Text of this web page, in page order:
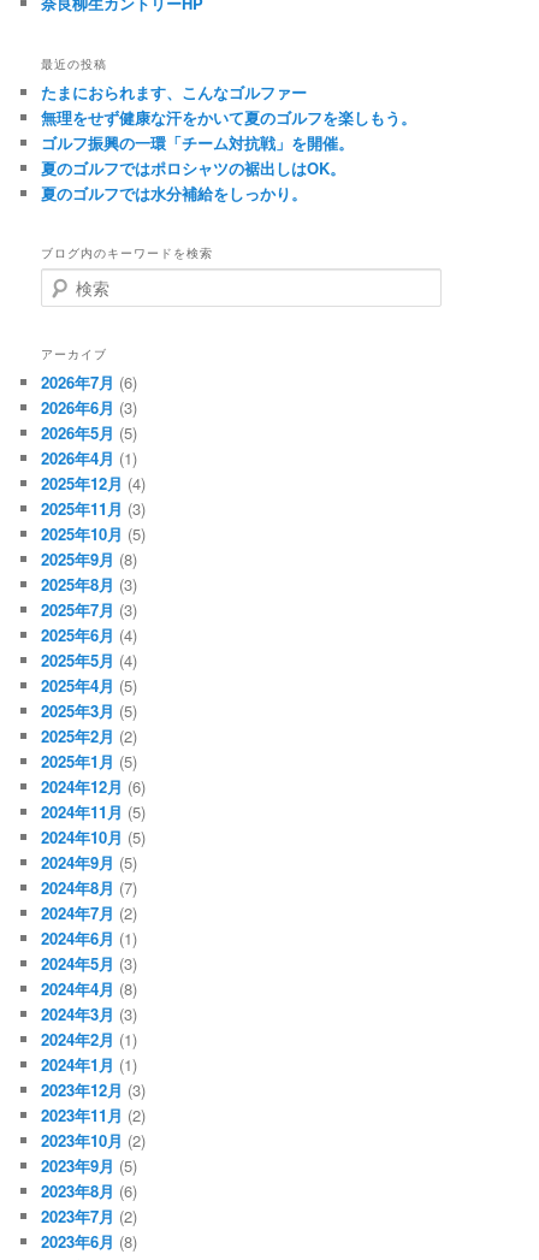
最近の投稿
たまにおられます、こんなゴルファー
無理をせず健康な汗をかいて夏のゴルフを楽しもう。
ゴルフ振興の一環「チーム対抗戦」を開催。
夏のゴルフではポロシャツの裾出しはOK。
夏のゴルフでは水分補給をしっかり。
ブログ内のキーワードを検索
検
索
アーカイブ
2026年7月 (6)
2026年6月 (3)
2026年5月 (5)
2026年4月 (1)
2025年12月 (4)
2025年11月 (3)
2025年10月 (5)
2025年9月 (8)
2025年8月 (3)
2025年7月 (3)
2025年6月 (4)
2025年5月 (4)
2025年4月 (5)
2025年3月 (5)
2025年2月 (2)
2025年1月 (5)
2024年12月 (6)
2024年11月 (5)
2024年10月 (5)
2024年9月 (5)
2024年8月 (7)
2024年7月 (2)
2024年6月 (1)
2024年5月 (3)
2024年4月 (8)
2024年3月 (3)
2024年2月 (1)
2024年1月 (1)
2023年12月 (3)
2023年11月 (2)
2023年10月 (2)
2023年9月 (5)
2023年8月 (6)
2023年7月 (2)
2023年6月 (8)